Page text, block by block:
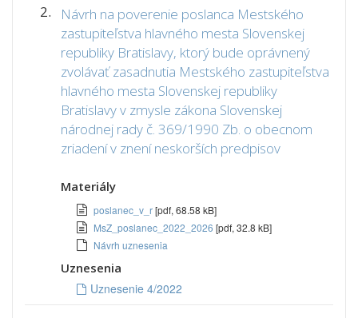
2.
Návrh na poverenie poslanca Mestského
zastupiteľstva hlavného mesta Slovenskej
republiky Bratislavy, ktorý bude oprávnený
zvolávať zasadnutia Mestského zastupiteľstva
hlavného mesta Slovenskej republiky
Bratislavy v zmysle zákona Slovenskej
národnej rady č. 369/1990 Zb. o obecnom
zriadení v znení neskorších predpisov
Materiály
poslanec_v_r[pdf, 68.58 kB]
MsZ_poslanec_2022_2026 [pdf, 32.8 kB]
Návrh uznesenia
Uznesenia
Uznesenie 4/2022